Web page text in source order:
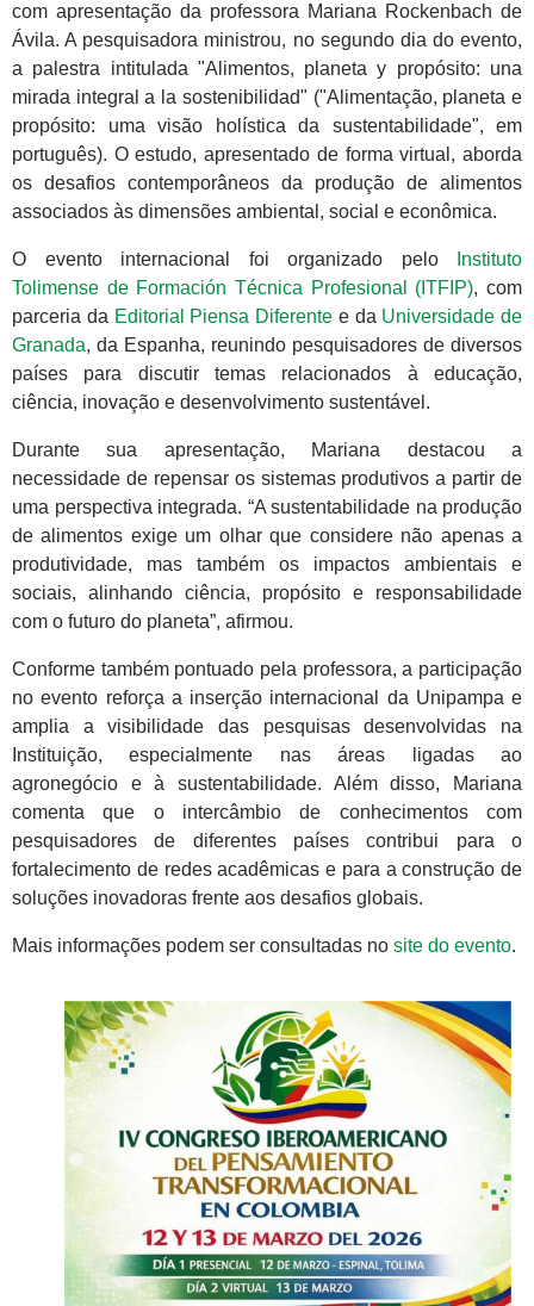
com apresentação da professora Mariana Rockenbach de
Ávila. A pesquisadora ministrou, no segundo dia do evento,
a palestra intitulada "Alimentos, planeta y propósito: una
mirada integral a la sostenibilidad" ("Alimentação, planeta e
propósito: uma visão holística da sustentabilidade", em
português). O estudo, apresentado de forma virtual, aborda
os desafios contemporâneos da produção de alimentos
associados às dimensões ambiental, social e econômica.
O evento internacional foi organizado pelo
Instituto
Tolimense de Formación Técnica Profesional (ITFIP), com
parceria da Editorial Piensa Diferente e da Universidade de
Granada, da Espanha, reunindo pesquisadores de diversos
países para discutir temas relacionados à educação,
ciência, inovação e desenvolvimento sustentável.
Durante sua apresentação, Mariana destacou a
necessidade de repensar os sistemas produtivos a partir de
uma perspectiva integrada. “A sustentabilidade na produção
de alimentos exige um olhar que considere não apenas a
produtividade, mas também os impactos ambientais e
sociais, alinhando ciência, propósito e responsabilidade
com o futuro do planeta”, afirmou.
Conforme também pontuado pela professora, a participação
no evento reforça a inserção internacional da Unipampa e
amplia a visibilidade das pesquisas desenvolvidas na
Instituição, especialmente nas áreas ligadas ao
agronegócio e à sustentabilidade. Além disso, Mariana
comenta que o intercâmbio de conhecimentos com
pesquisadores de diferentes países contribui para o
fortalecimento de redes acadêmicas e para a construção de
soluções inovadoras frente aos desafios globais.
Mais informações podem ser consultadas no site do evento.